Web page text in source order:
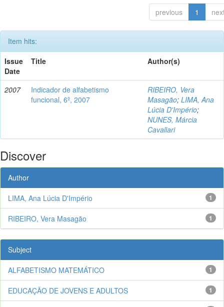
previous 1
Item hits:
Issue
Date
Title Author(s)
2007
Indicador de alfabetismo
funcional, 6º, 2007
RIBEIRO, Vera
Masagão; LIMA, Ana
Lúcia D'Império;
NUNES, Márcia
Cavallari
Discover
Author
1
LIMA, Ana Lúcia D'Império
1
RIBEIRO, Vera Masagão
Subject
1
ALFABETISMO MATEMÁTICO
1
EDUCAÇÃO DE JOVENS E ADULTOS